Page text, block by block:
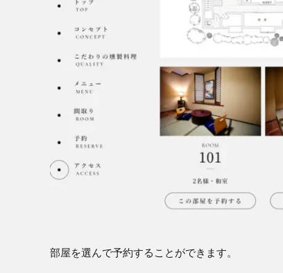
部屋を選んで予約することができます。